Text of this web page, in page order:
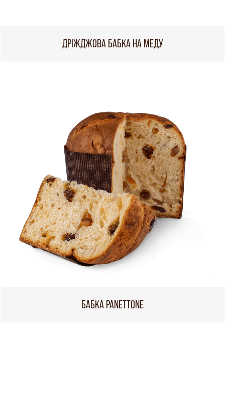
ДРІЖДЖОВА БАБКА НА МЕДУ
БАБКА PANETTONE